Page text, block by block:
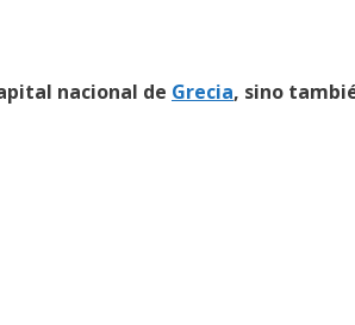
nacional de Grecia, sino